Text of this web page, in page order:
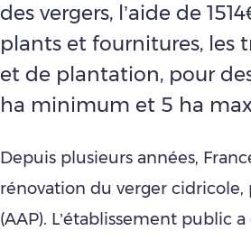
des vergers, l’aide de
plants et fournitures, les
et de plantation, pour
ha minimum et 5 ha
Depuis plusieurs années,
rénovation du verger
(AAP). L’établissement public